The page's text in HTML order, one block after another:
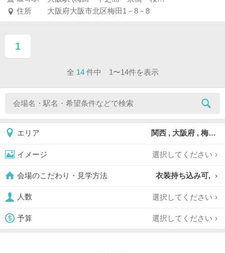
住所
大阪府大阪市北区梅田1－8－8
1
ページ目
全 14 件中 1〜14件を表示
エリア 関西 , 大阪府 , 梅田
イメージ 選択してください
会場のこだわり・見学方法 衣装持ち込み可,
人数 選択してください
予算 選択してください